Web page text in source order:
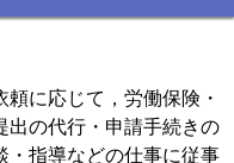
に応じて，労働保険・
出の代行・申請手続きの
・指導などの仕事に従事